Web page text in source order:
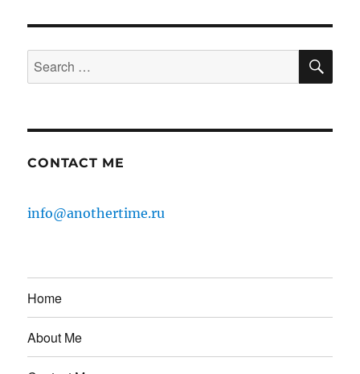
Search
for:
CONTACT ME
info@anothertime.ru
Home
About Me